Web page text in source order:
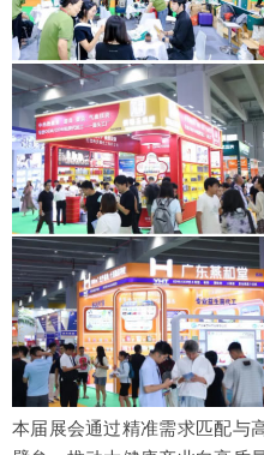
本届展会通过精准需求匹配与